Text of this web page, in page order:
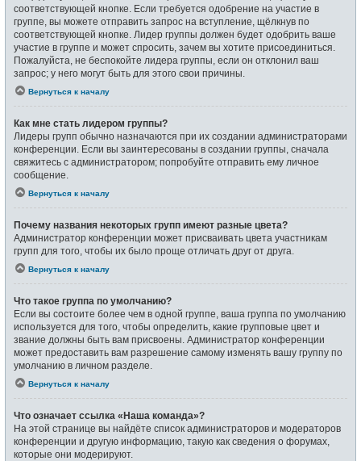
соответствующей кнопке. Если требуется одобрение на участие в
группе, вы можете отправить запрос на вступление, щёлкнув по
соответствующей кнопке. Лидер группы должен будет одобрить ваше
участие в группе и может спросить, зачем вы хотите присоединиться.
Пожалуйста, не беспокойте лидера группы, если он отклонил ваш
запрос; у него могут быть для этого свои причины.
Вернуться к началу
Как мне стать лидером группы?
Лидеры групп обычно назначаются при их создании администраторами
конференции. Если вы заинтересованы в создании группы, сначала
свяжитесь с администратором; попробуйте отправить ему личное
сообщение.
Вернуться к началу
Почему названия некоторых групп имеют разные цвета?
Администратор конференции может присваивать цвета участникам
групп для того, чтобы их было проще отличать друг от друга.
Вернуться к началу
Что такое группа по умолчанию?
Если вы состоите более чем в одной группе, ваша группа по умолчанию
используется для того, чтобы определить, какие групповые цвет и
звание должны быть вам присвоены. Администратор конференции
может предоставить вам разрешение самому изменять вашу группу по
умолчанию в личном разделе.
Вернуться к началу
Что означает ссылка «Наша команда»?
На этой странице вы найдёте список администраторов и модераторов
конференции и другую информацию, такую как сведения о форумах,
которые они модерируют.